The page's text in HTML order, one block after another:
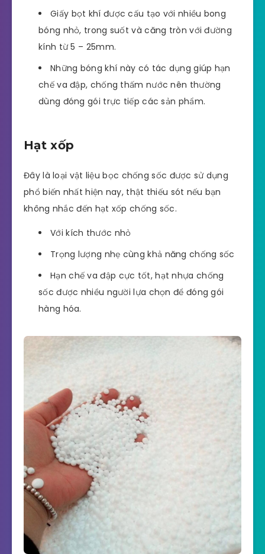
Giấy bọt khí được cấu tạo với nhiều bong
bóng nhỏ, trong suốt và căng tròn với đường
kính từ 5 – 25mm.
Những bóng khí này có tác dụng giúp hạn
chế va đập, chống thấm nước nên thường
dùng đóng gói trực tiếp các sản phẩm.
Hạt xốp
Đây là loại vật liệu bọc chống sốc được sử dụng
phổ biến nhất hiện nay, thật thiếu sót nếu bạn
không nhắc đến hạt xốp chống sốc.
Với kích thước nhỏ
Trọng lượng nhẹ cùng khả năng chống sốc
Hạn chế va đập cực tốt, hạt nhựa chống
sốc được nhiều người lựa chọn để đóng gói
hàng hóa.